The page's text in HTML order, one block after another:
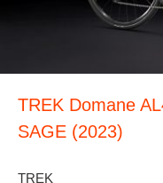
TREK Domane
SAGE (2023)
TREK